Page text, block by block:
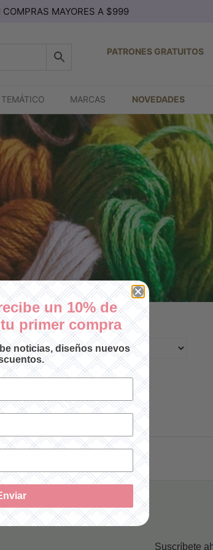
COMPRAS MAYORES A $999
PATRONES GRATUITOS
TEMÁTICO MARCAS NOVEDADES
por:
MEXICANA
Suscríbete
un 10% de
primer compra
noticias, diseños nuevos